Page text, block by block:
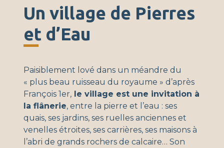
Un village de Pierres
et d’Eau
Paisiblement lové dans un méandre du
« plus beau ruisseau du royaume » d’après
François 1er, le village est une invitation à
la flânerie, entre la pierre et l’eau : ses
quais, ses jardins, ses ruelles anciennes et
venelles étroites, ses carrières, ses maisons à
l’abri de grands rochers de calcaire… Son